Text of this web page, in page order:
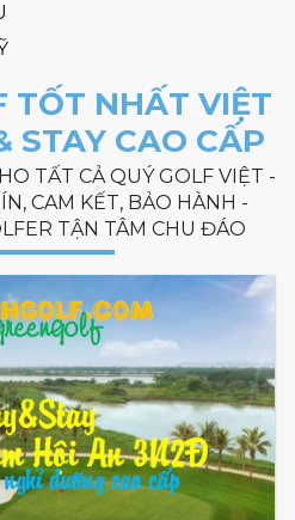
TỐT NHẤT VIỆT
STAY CAO CẤP
TẤT CẢ QUÝ GOLF VIỆT -
CAM KẾT, BẢO HÀNH -
TẬN TÂM CHU ĐÁO